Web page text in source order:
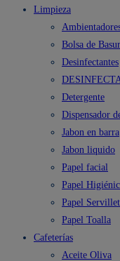
Limpieza
Bolsa de
Desinfectantes
Detergente
Dispensador
Jabon en barra
Jabon liquido
Papel facial
Papel
Papel
Papel Toalla
Cafeterías
Aceite Oliva